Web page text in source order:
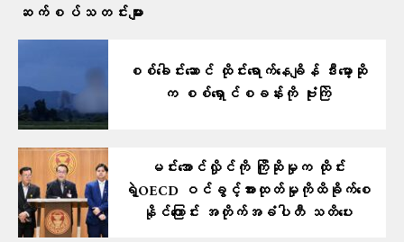
ဆက်စပ်သတင်းများ
စစ်ခေါင်းဆောင် ထိုင်းရောက်နေချိန် ဒီးမော့ဆို
က စစ်ရှောင်စခန်းကို ဗုံးကြဲ
မင်းအောင်လှိုင်ကို ကြိုဆိုမှုက ထိုင်း
ရဲ့OECD ဝင်ခွင့်အားထုတ်မှုကိုထိခိုက်စေ
နိုင်ကြောင်း အတိုက်အခံပါတီ သတိပေး